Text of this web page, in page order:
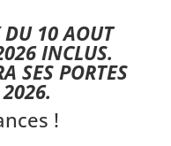
DU 10 AOUT
INCLUS.
SES PORTES
!